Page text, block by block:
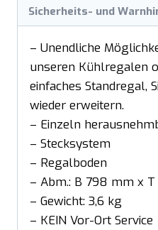
Sicherheits- und
– Unendliche
unseren Kühlregalen
einfaches Standregal,
wieder erweitern.
– Einzeln
– Stecksystem
– Regalboden
– Abm.: B 798 mm x
– Gewicht: 3,6 kg
– KEIN Vor-Ort Service